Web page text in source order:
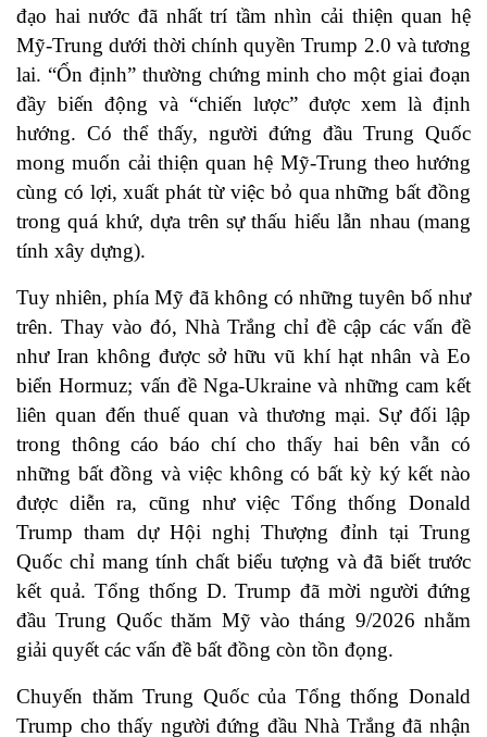
đạo hai nước đã nhất trí tầm nhìn cải thiện quan hệ
Mỹ-Trung dưới thời chính quyền Trump 2.0 và tương
lai. “Ổn định” thường chứng minh cho một giai đoạn
đầy biến động và “chiến lược” được xem là định
hướng. Có thể thấy, người đứng đầu Trung Quốc
mong muốn cải thiện quan hệ Mỹ-Trung theo hướng
cùng có lợi, xuất phát từ việc bỏ qua những bất đồng
trong quá khứ, dựa trên sự thấu hiểu lẫn nhau (mang
tính xây dựng).
Tuy nhiên, phía Mỹ đã không có những tuyên bố như
trên. Thay vào đó, Nhà Trắng chỉ đề cập các vấn đề
như Iran không được sở hữu vũ khí hạt nhân và Eo
biển Hormuz; vấn đề Nga-Ukraine và những cam kết
liên quan đến thuế quan và thương mại. Sự đối lập
trong thông cáo báo chí cho thấy hai bên vẫn có
những bất đồng và việc không có bất kỳ ký kết nào
được diễn ra, cũng như việc Tổng thống Donald
Trump tham dự Hội nghị Thượng đỉnh tại Trung
Quốc chỉ mang tính chất biểu tượng và đã biết trước
kết quả. Tổng thống D. Trump đã mời người đứng
đầu Trung Quốc thăm Mỹ vào tháng 9/2026 nhằm
giải quyết các vấn đề bất đồng còn tồn đọng.
Chuyến thăm Trung Quốc của Tổng thống Donald
Trump cho thấy người đứng đầu Nhà Trắng đã nhận